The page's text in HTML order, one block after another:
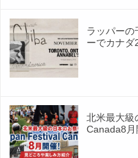
ラッパーの
ーでカナダ
北米最大級
Canada8月